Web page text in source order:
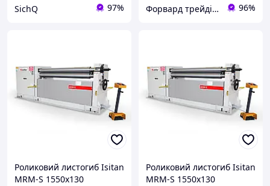
SichQ 97% Форвард трейдінг груп ТОВ 96%
Роликовий листогиб Isitan
MRM-S 1550x130
Роликовий листогиб Isitan
MRM-S 1550x130